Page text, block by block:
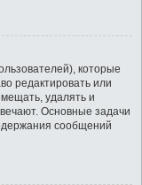
которые
редактировать или
удалять и
Основные задачи
сообщений